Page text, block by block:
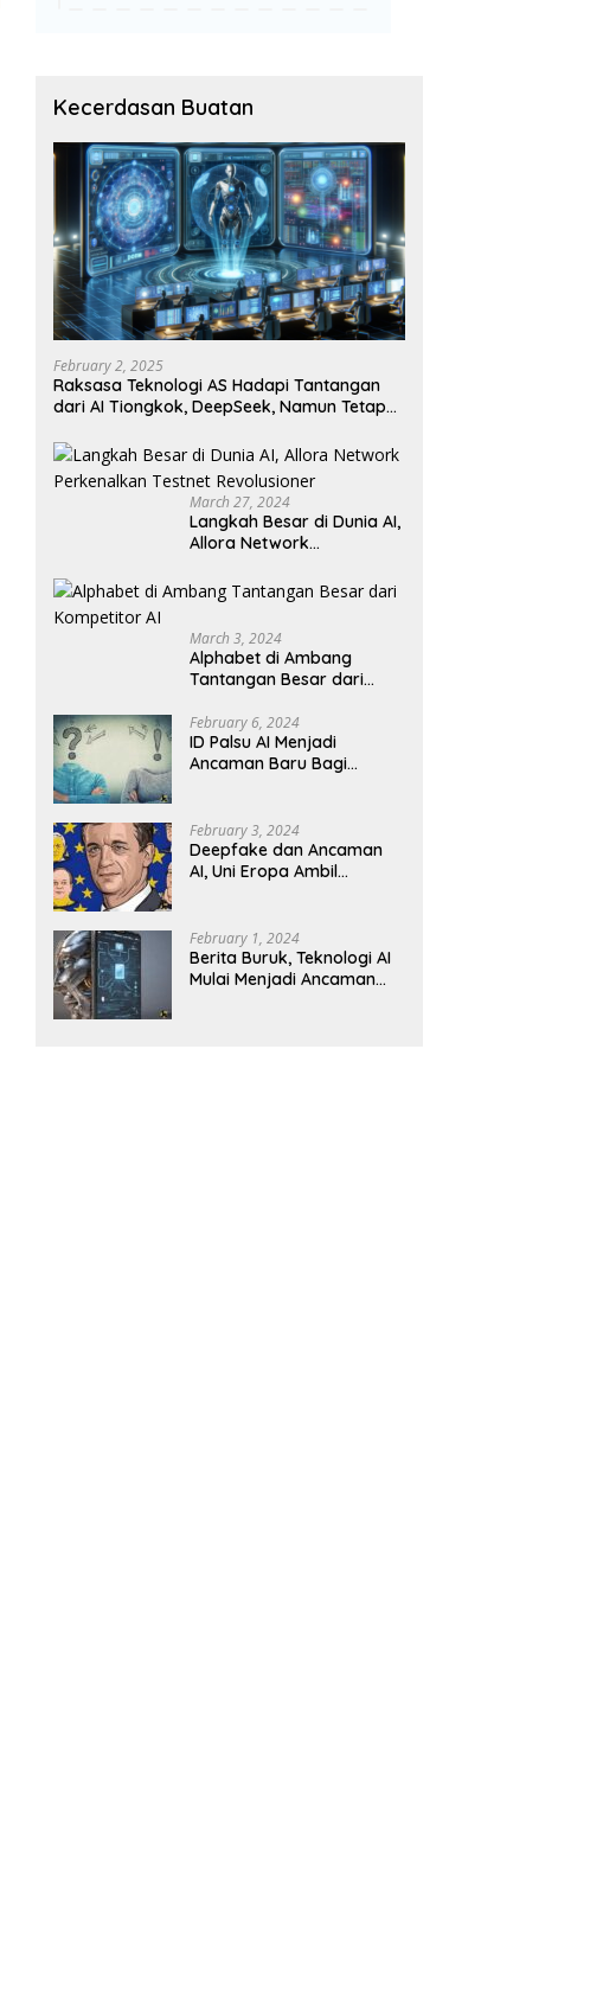
Kecerdasan Buatan
February 2, 2025
Raksasa Teknologi AS Hadapi Tantangan
dari AI Tiongkok, DeepSeek, Namun Tetap
March 27, 2024
Langkah Besar di Dunia AI,
Allora Network
Revolusioner
March 3, 2024
Alphabet di Ambang
Tantangan Besar dari
February 6, 2024
ID Palsu AI Menjadi
Ancaman Baru Bagi
February 3, 2024
Deepfake dan Ancaman
AI, Uni Eropa Ambil
February 1, 2024
Berita Buruk, Teknologi AI
Mulai Menjadi Ancaman